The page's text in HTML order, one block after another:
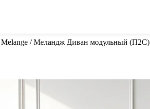
Melange / Меландж Диван модульный (П2C)